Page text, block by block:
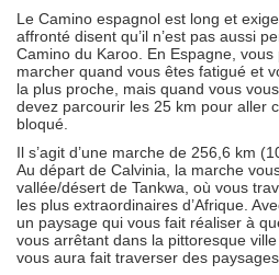
Le Camino espagnol est long et
affronté disent qu’il n’est pas aussi
Camino du Karoo. En Espagne,
marcher quand vous êtes fatigué et
la plus proche, mais quand vous
devez parcourir les 25 km pour aller
bloqué.
Il s’agit d’une marche de 256,6 km
Au départ de Calvinia, la marche
vallée/désert de Tankwa, où vous
les plus extraordinaires d’Afrique.
un paysage qui vous fait réaliser à
vous arrêtant dans la pittoresque
vous aura fait traverser des